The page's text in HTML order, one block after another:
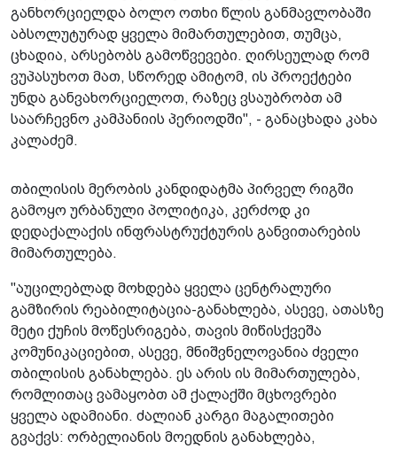
განხორციელდა ბოლო ოთხი წლის განმავლობაში
აბსოლუტურად ყველა მიმართულებით, თუმცა,
ცხადია, არსებობს გამოწვევები. ღირსეულად რომ
ვუპასუხოთ მათ, სწორედ ამიტომ, ის პროექტები
უნდა განვახორციელოთ, რაზეც ვსაუბრობთ ამ
საარჩევნო კამპანიის პერიოდში", - განაცხადა კახა
კალაძემ.
თბილისის მერობის კანდიდატმა პირველ რიგში
გამოყო ურბანული პოლიტიკა, კერძოდ კი
დედაქალაქის ინფრასტრუქტურის განვითარების
მიმართულება.
"აუცილებლად მოხდება ყველა ცენტრალური
გამზირის რეაბილიტაცია-განახლება, ასევე, ათასზე
მეტი ქუჩის მოწესრიგება, თავის მიწისქვეშა
კომუნიკაციებით, ასევე, მნიშვნელოვანია ძველი
თბილისის განახლება. ეს არის ის მიმართულება,
რომლითაც ვამაყობთ ამ ქალაქში მცხოვრები
ყველა ადამიანი. ძალიან კარგი მაგალითები
გვაქვს: ორბელიანის მოედნის განახლება,